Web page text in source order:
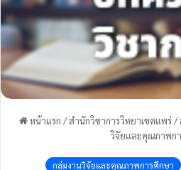
หน้าแรก /สำนักวิชาการวิทยาเขตแพร่/
วิจัยและคุณภาพก
กลุ่มงานวิจัยและคุณภาพการศึกษา